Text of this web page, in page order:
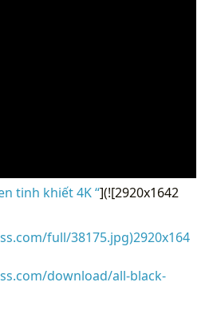
tinh khiết 4K “](![2920x1642
full/38175.jpg)2920x164
download/all-black-